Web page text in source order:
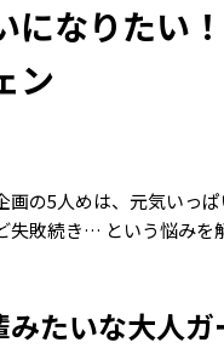
になりたい
ン
画の5人めは、元気い
失敗続き… という悩みを
みたいな大人